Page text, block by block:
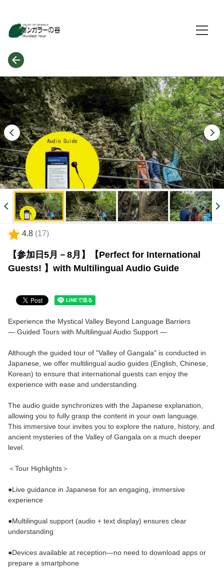
マブイオト公式ホームページ
ログイン/予約確認
よくあるお問合せ
言語
English
한국어
简体中文
繁體中文
【参加日5月－8月】【Perfect for International
Guests! 】with Multilingual Audio Guide
4.8 (17)
Experience the Mystical Valley Beyond Language Barriers
— Guided Tours with Multilingual Audio Support —
Although the guided tour of "Valley of Gangala" is conducted in
Japanese, we offer multilingual audio guides (English, Chinese,
Korean) to ensure that international guests can enjoy the
experience with ease and understanding.
The audio guide synchronizes with the Japanese explanation,
allowing you to fully grasp the content in your own language.
This immersive tour invites you to explore the nature, history, and
ancient mysteries of the Valley of Gangala on a much deeper
level.
＜Tour Highlights＞
●Live guidance in Japanese for an engaging, immersive
experience
●Multilingual support (audio + text display) ensures clear
understanding
●Devices available at reception—no need to download apps or
prepare a smartphone